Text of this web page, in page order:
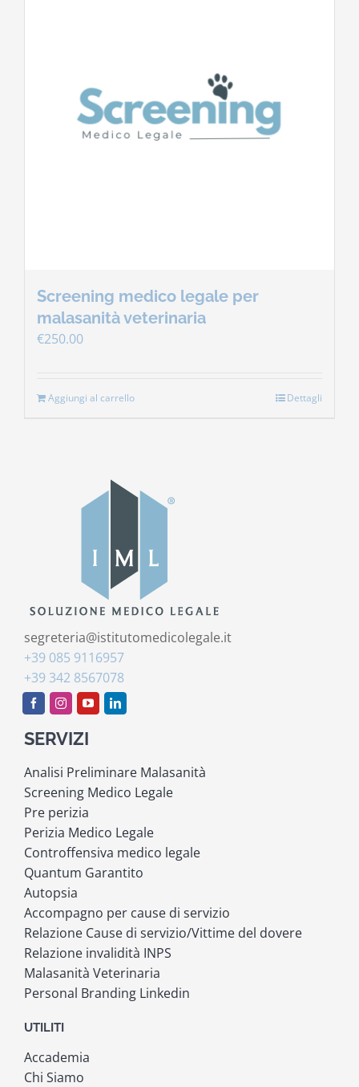
Screening medico legale per
malasanità veterinaria
€250.00
Aggiungi al carrello Dettagli
segreteria@istitutomedicolegale.it
+39 085 9116957
+39 342 8567078
SERVIZI
Analisi Preliminare Malasanità
Screening Medico Legale
Pre perizia
Perizia Medico Legale
Controffensiva medico legale
Quantum Garantito
Autopsia
Accompagno per cause di servizio
Relazione Cause di servizio/Vittime del dovere
Relazione invalidità INPS
Malasanità Veterinaria
Personal Branding Linkedin
UTILITI
Accademia
Chi Siamo